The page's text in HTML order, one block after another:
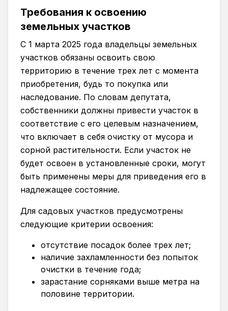
Требования к освоению
земельных участков
С 1 марта 2025 года владельцы земельных
участков обязаны освоить свою
территорию в течение трех лет с момента
приобретения, будь то покупка или
наследование. По словам депутата,
собственники должны привести участок в
соответствие с его целевым назначением,
что включает в себя очистку от мусора и
сорной растительности. Если участок не
будет освоен в установленные сроки, могут
быть применены меры для приведения его в
надлежащее состояние.
Для садовых участков предусмотрены
следующие критерии освоения:
отсутствие посадок более трех лет;
наличие захламленности без попыток
очистки в течение года;
зарастание сорняками выше метра на
половине территории.